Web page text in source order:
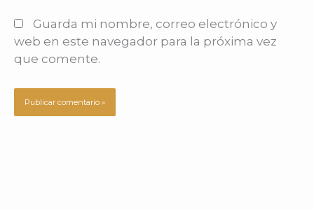
Guarda mi nombre, correo electrónico y
web en este navegador para la próxima vez
que comente.